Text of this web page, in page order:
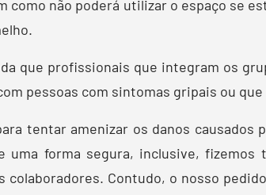
como não poderá utilizar o espaço se
que profissionais que integram os
pessoas com sintomas gripais ou
tentar amenizar os danos
uma forma segura, inclusive, fizemos
colaboradores. Contudo, o nosso